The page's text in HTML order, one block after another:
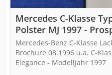
Mercedes C-Klasse
Polster MJ 1997 -
Mercedes-Benz C-Klasse
Brochure 08.1996 u.a. C-
Elegance - Modelljahr 1997